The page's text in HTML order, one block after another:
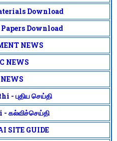
Download
Download
NEWS
NEWS
- புதிய செய்தி
கல்விச்செய்தி
SITE GUIDE